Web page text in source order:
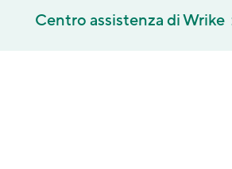
Centro assistenza di Wrike